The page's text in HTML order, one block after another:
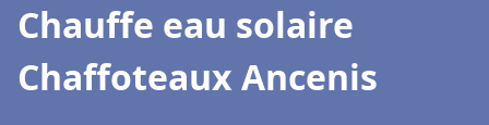
Chauffe eau solaire
Chaffoteaux Ancenis